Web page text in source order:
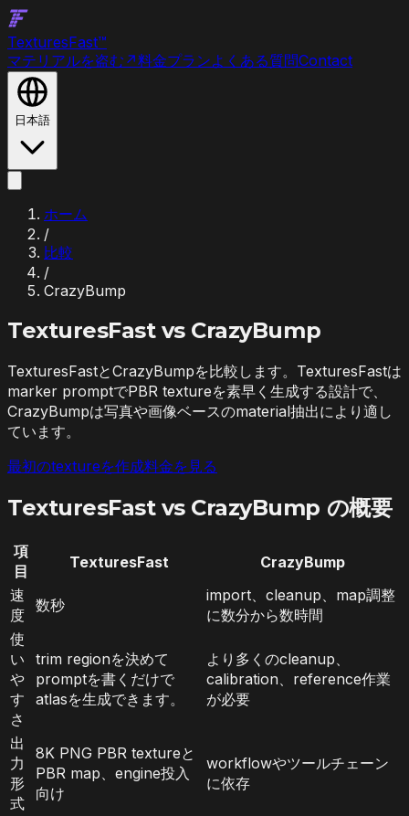
TexturesFast™
マテリアルを盗む ↗料金プランよくある質問Contact
日本語
ホーム
/
比較
/
CrazyBump
TexturesFast vs CrazyBump
TexturesFastとCrazyBumpを比較します。TexturesFastは
marker promptでPBR textureを素早く生成する設計で、
CrazyBumpは写真や画像ベースのmaterial抽出により適し
ています。
最初のtextureを作成料金を見る
TexturesFast vs CrazyBump の概要
項
目
TexturesFast
CrazyBump
速
度
数秒
import、cleanup、map調整
に数分から数時間
使
い
や
す
さ
trim regionを決めて
promptを書くだけで
atlasを生成できます。
より多くのcleanup、
calibration、reference作業
が必要
出
力
形
式
8K PNG PBR textureと
PBR map、engine投入
向け
workflowやツールチェーン
に依存